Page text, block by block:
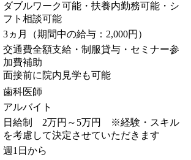
ダブルワーク可能・扶養内勤務可能・シ
フト相談可能
3ヵ月（期間中の給与：2,000円）
交通費全額支給・制服貸与・セミナー参
加費補助
面接前に院内見学も可能
歯科医師
アルバイト
日給制 2万円～5万円 ※経験・スキル
を考慮して決定させていただきます
週1日から